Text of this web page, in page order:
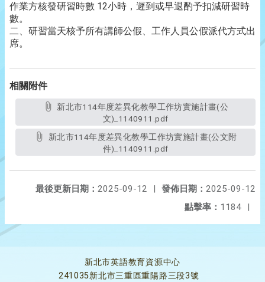
作業方核發研習時數 12小時，遲到或早退酌予扣減研習時
數。
二、研習當天核予所有講師公假、工作人員公假派代方式出
席。
相關附件
文)_1140911.pdf
件)_1140911.pdf
發佈日期： 2025-09-12
最後更新日期： 2025-09-12
|
點擊率： 1184 |
新北市英語教育資源中心
241035新北市三重區重陽路三段3號